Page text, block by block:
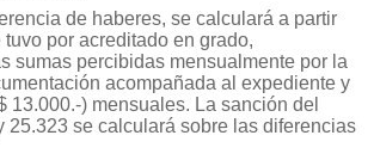
de haberes, se calculará a partir
por acreditado en grado,
sumas percibidas mensualmente por la
acompañada al expediente y
13.000.-) mensuales. La sanción del
25.323 se calculará sobre las diferencias